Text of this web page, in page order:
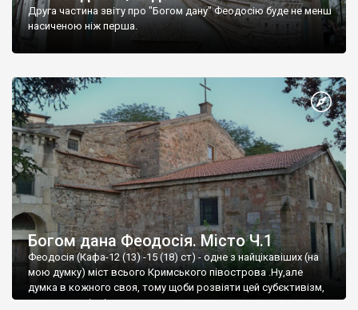
Друга частина звіту про "Богом дану" Феодосію буде не менш
насиченою ніж перша.
Богом дана Феодосія. Місто Ч.1
Феодосія (Кафа-12 (13) -15 (18) ст) - одне з найцікавіших (на
мою думку) міст всього Кримського півострова .Ну,але
думка в кожного своя, тому щоби розвіяти цей субєктивізм,
запрошую відвідати це